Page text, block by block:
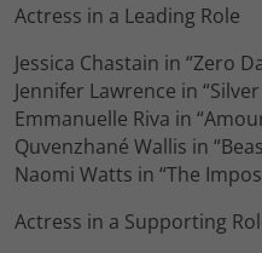
Actress in a Leading Role
Jessica Chastain in “Zero
Jennifer Lawrence in
Emmanuelle Riva in
Quvenzhané Wallis in
Naomi Watts in “The
Actress in a Supporting